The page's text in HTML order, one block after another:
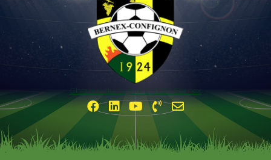
Chemin du Signal 2, 1233 Bernex